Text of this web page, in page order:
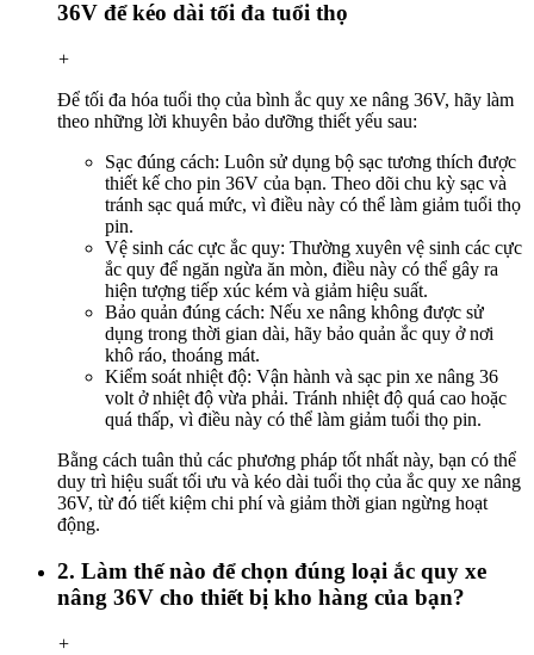
36V để kéo dài tối đa tuổi thọ
+
Để tối đa hóa tuổi thọ của bình ắc quy xe nâng 36V, hãy làm
theo những lời khuyên bảo dưỡng thiết yếu sau:
Sạc đúng cách: Luôn sử dụng bộ sạc tương thích được
thiết kế cho pin 36V của bạn. Theo dõi chu kỳ sạc và
tránh sạc quá mức, vì điều này có thể làm giảm tuổi thọ
pin.
Vệ sinh các cực ắc quy: Thường xuyên vệ sinh các cực
ắc quy để ngăn ngừa ăn mòn, điều này có thể gây ra
hiện tượng tiếp xúc kém và giảm hiệu suất.
Bảo quản đúng cách: Nếu xe nâng không được sử
dụng trong thời gian dài, hãy bảo quản ắc quy ở nơi
khô ráo, thoáng mát.
Kiểm soát nhiệt độ: Vận hành và sạc pin xe nâng 36
volt ở nhiệt độ vừa phải. Tránh nhiệt độ quá cao hoặc
quá thấp, vì điều này có thể làm giảm tuổi thọ pin.
Bằng cách tuân thủ các phương pháp tốt nhất này, bạn có thể
duy trì hiệu suất tối ưu và kéo dài tuổi thọ của ắc quy xe nâng
36V, từ đó tiết kiệm chi phí và giảm thời gian ngừng hoạt
động.
2. Làm thế nào để chọn đúng loại ắc quy xe
nâng 36V cho thiết bị kho hàng của bạn?
+